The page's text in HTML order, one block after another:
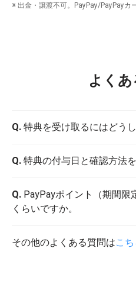
※ 出金・譲渡不可。PayPay/PayPayカ
よくあ
Q. 特典を受け取るにはどう
A. 申し込み完了前にYahoo!
Q. 特典の付与日と確認方法
A. 特典は、審査完了後に付
特典の付与状況は、PayPay
称で付与します。
・通常ポイント：PayPayカ
Q. PayPayポイント（期間限
くらいですか。
A.本特典の有効期限は、付
その他のよくある質問はこち